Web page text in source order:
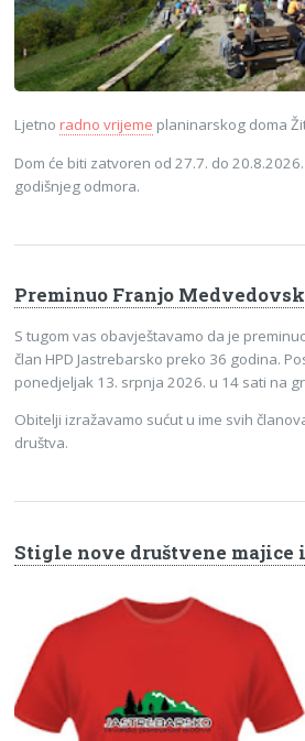
Ljetnoradno vrijeme planinarskog doma
Dom će biti zatvoren od 27.7. do
godišnjeg odmora.
Preminuo Franjo
S tugom vas obavještavamo da je
član HPD Jastrebarsko preko 36 godina.
ponedjeljak 13. srpnja 2026. u 14 sati na
Obitelji izražavamo sućut u ime svih
društva.
Stigle nove društvene majice